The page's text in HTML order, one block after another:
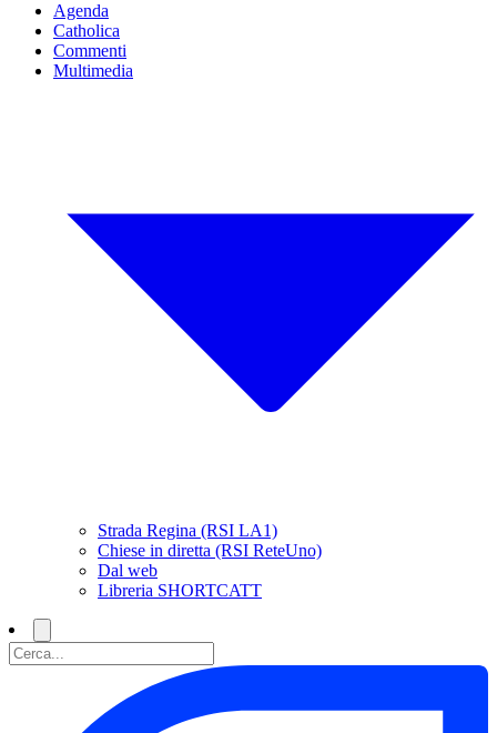
Agenda
Catholica
Commenti
Multimedia
Strada Regina (RSI LA1)
Chiese in diretta (RSI ReteUno)
Dal web
Libreria SHORTCATT